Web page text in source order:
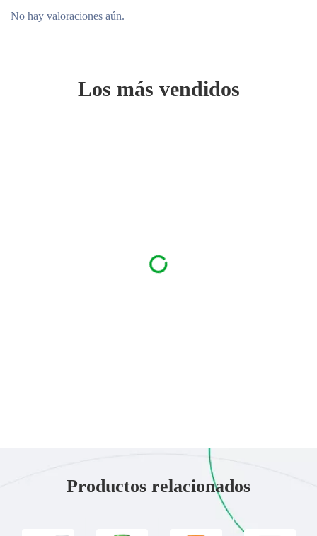
No hay valoraciones aún.
Los más vendidos
Productos relacionados